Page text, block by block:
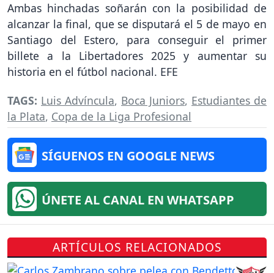
Ambas hinchadas soñarán con la posibilidad de
alcanzar la final, que se disputará el 5 de mayo en
Santiago del Estero, para conseguir el primer
billete a la Libertadores 2025 y aumentar su
historia en el fútbol nacional. EFE
TAGS: Luis Advíncula, Boca Juniors, Estudiantes de
la Plata, Copa de la Liga Profesional
SÍGUENOS EN GOOGLE NEWS
ÚNETE AL CANAL EN WHATSAPP
ARTÍCULOS RELACIONADOS